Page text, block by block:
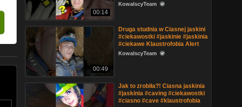
00:14
KowalscyTeam
00:49
Druga studnia w Ciasnej jaskini
#ciekawostki #jaskinie #jaskinia
#ciekawe Klaustrofobia Alert
KowalscyTeam
Jak to zrobiła?! Ciasna jaskinia
#jaskinia #caving #ciekawostki
#ciasno #cave #klaustrofobia